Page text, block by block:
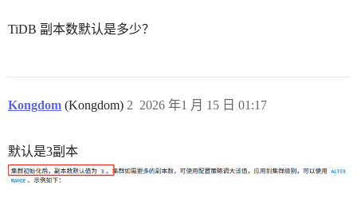
TiDB 副本数默认是多少？
Kongdom (Kongdom) 2026 年1 月 15 日 01:17
2
默认是3副本